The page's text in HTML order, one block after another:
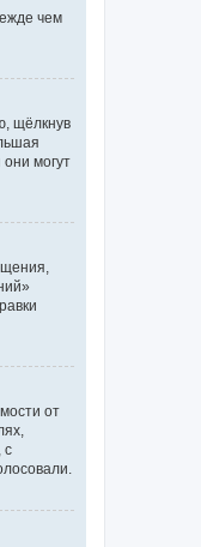
чем
щёлкнув
могут
от
с